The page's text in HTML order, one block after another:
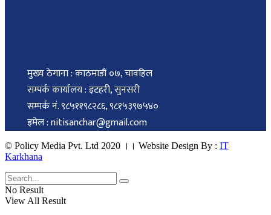
मुख्य ठेगाना : काठमाडौं ०७, चावहिल
सम्पर्क कार्यालय : इटहरी, सुनसरी
सम्पर्क नं. ९८५११९८२८६, ९८१५३९७५४०
इमेल : nitisanchar@gmail.com
© Policy Media Pvt. Ltd 2020 ।। Website Design By : IT
Karkhana
No Result
View All Result